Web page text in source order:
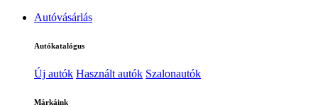
Autóvásárlás
Autókatalógus
Új autók Használt autók Szalonautók
Márkáink